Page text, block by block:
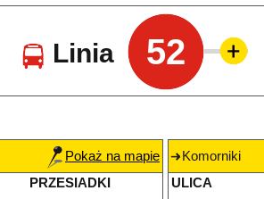
Linia 52
Pokaż na mapie
PRZESIADKI
Komorniki
ULICA